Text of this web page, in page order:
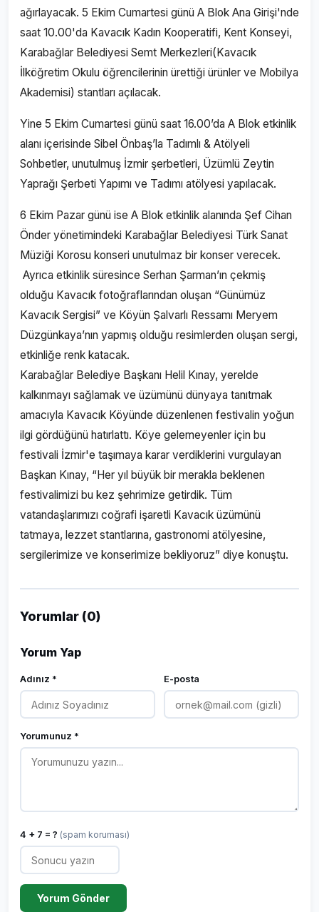
ağırlayacak. 5 Ekim Cumartesi günü A Blok Ana Girişi'nde
saat 10.00'da Kavacık Kadın Kooperatifi, Kent Konseyi,
Karabağlar Belediyesi Semt Merkezleri(Kavacık
İlköğretim Okulu öğrencilerinin ürettiği ürünler ve Mobilya
Akademisi) stantları açılacak.
Yine 5 Ekim Cumartesi günü saat 16.00’da A Blok etkinlik
alanı içerisinde Sibel Önbaş’la Tadımlı & Atölyeli
Sohbetler, unutulmuş İzmir şerbetleri, Üzümlü Zeytin
Yaprağı Şerbeti Yapımı ve Tadımı atölyesi yapılacak.
6 Ekim Pazar günü ise A Blok etkinlik alanında Şef Cihan
Önder yönetimindeki Karabağlar Belediyesi Türk Sanat
Müziği Korosu konseri unutulmaz bir konser verecek.
Ayrıca etkinlik süresince Serhan Şarman’ın çekmiş
olduğu Kavacık fotoğraflarından oluşan “Günümüz
Kavacık Sergisi” ve Köyün Şalvarlı Ressamı Meryem
Düzgünkaya’nın yapmış olduğu resimlerden oluşan sergi,
etkinliğe renk katacak.
Karabağlar Belediye Başkanı Helil Kınay, yerelde
kalkınmayı sağlamak ve üzümünü dünyaya tanıtmak
amacıyla Kavacık Köyünde düzenlenen festivalin yoğun
ilgi gördüğünü hatırlattı. Köye gelemeyenler için bu
festivali İzmir'e taşımaya karar verdiklerini vurgulayan
Başkan Kınay, “Her yıl büyük bir merakla beklenen
festivalimizi bu kez şehrimize getirdik. Tüm
vatandaşlarımızı coğrafi işaretli Kavacık üzümünü
tatmaya, lezzet stantlarına, gastronomi atölyesine,
sergilerimize ve konserimize bekliyoruz” diye konuştu.
Yorumlar (0)
Yorum Yap
Adınız * E-posta
Yorumunuz *
4 + 7 = ? (spam koruması)
Yorum Gönder